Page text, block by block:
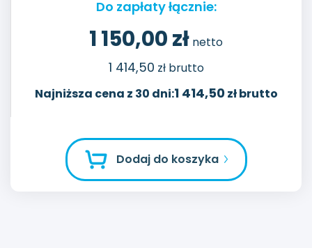
Do zapłaty łącznie:
1 150,00zł netto
1 414,50 zł brutto
Najniższa cena z 30 dni:1 414,50zł brutto
Dodaj do koszyka